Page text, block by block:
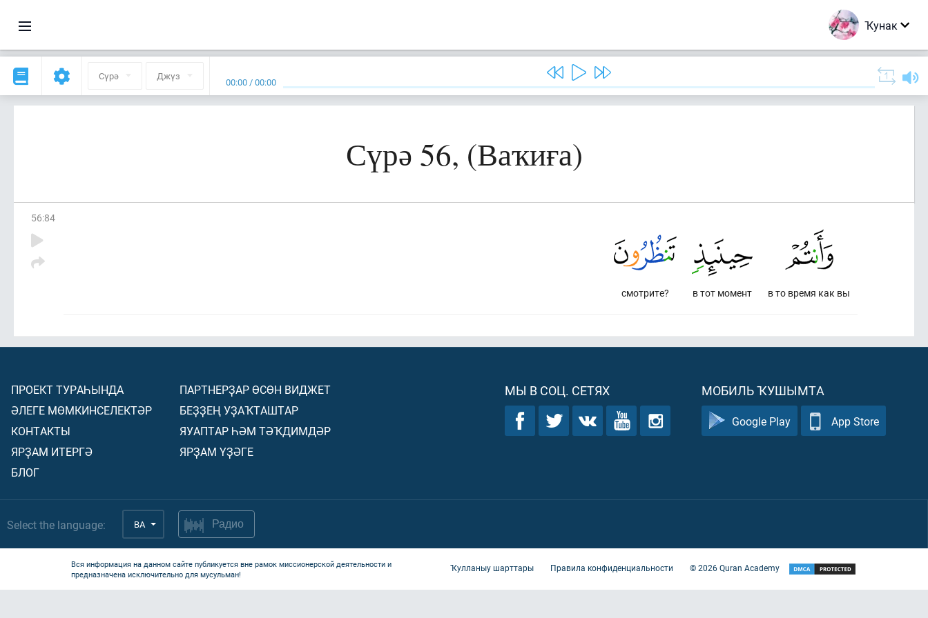
Ҡунак
Сүрә Джүз 00:00 /00:00
Сүрә 56, (Ваҡиға)
56:84
в то время как вы
в тот момент
смотрите?
ПРОЕКТ ТУРАҺЫНДА
ӘЛЕГЕ МӨМКИНСЕЛЕКТӘР
КОНТАКТЫ
ЯРҘАМ ИТЕРГӘ
БЛОГ
ПАРТНЕРҘАР ӨСӨН ВИДЖЕТ
БЕҘҘЕҢ УҘАҠТАШТАР
ЯУАПТАР ҺӘМ ТӘҠДИМДӘР
ЯРҘАМ ҮҘӘГЕ
МЫ В СОЦ. СЕТЯХ МОБИЛЬ ҠУШЫМТА
Google Play App Store
Select the language: BA Радио
Вся информация на данном сайте публикуется вне рамок миссионерской деятельности и
предназначена исключительно для мусульман!
Ҡулланыу шарттары Правила конфиденциальности ©2026Quran Academy